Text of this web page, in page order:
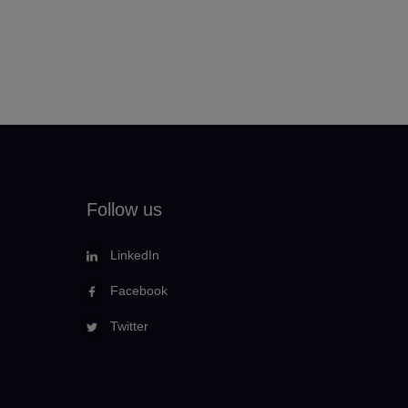
Follow us
LinkedIn
Facebook
Twitter